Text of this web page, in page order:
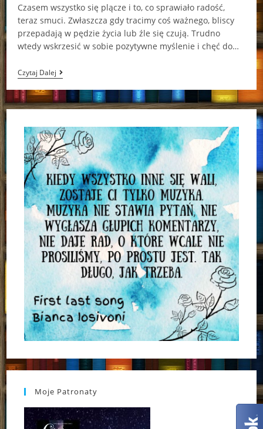
Czasem wszystko się plącze i to, co sprawiało radość,
teraz smuci. Zwłaszcza gdy tracimy coś ważnego, bliscy
przepadają w pędzie życia lub źle się czują. Trudno
wtedy wskrzesić w sobie pozytywne myślenie i chęć do…
Czytaj DalejŚwiąteczny
Kalendarz
Gabrysi
Anna
Włodarkiewicz
Moje Patronaty